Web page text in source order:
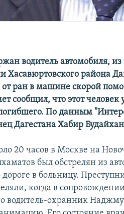
водитель автомобиля, из
Хасавюртовского района
ран в машине скорой
сообщил, что этот человек
По данным
Дагестана Хабир
20 часов в Москве на
был обстрелян из
дороге в больницу.
когда в
водитель-охранник